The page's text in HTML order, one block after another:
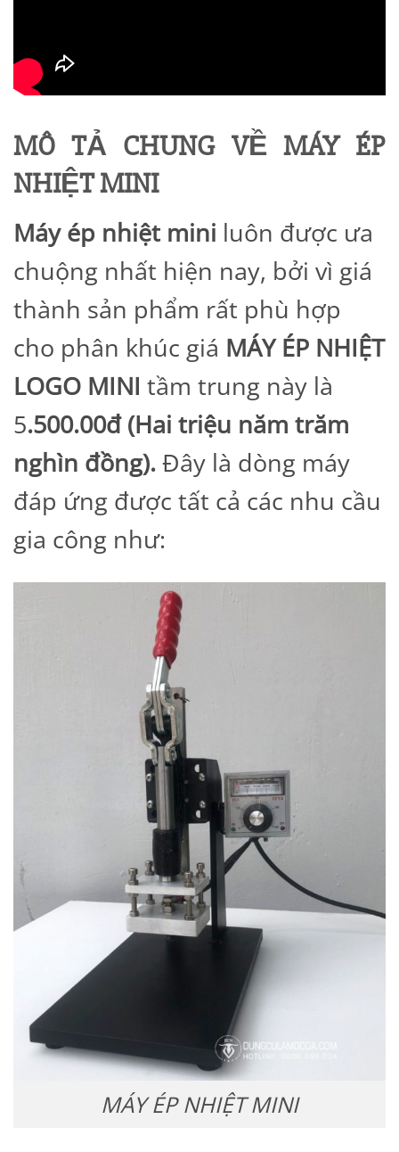
MÔ TẢ CHUNG VỀ MÁY ÉP
NHIỆT MINI
Máy ép nhiệt mini luôn được ưa
chuộng nhất hiện nay, bởi vì giá
thành sản phẩm rất phù hợp
cho phân khúc giá MÁY ÉP NHIỆT
LOGO MINI tầm trung này là
5.500.00đ (Hai triệu năm trăm
nghìn đồng).Đây là dòng máy
đáp ứng được tất cả các nhu cầu
gia công như:
MÁY ÉP NHIỆT MINI